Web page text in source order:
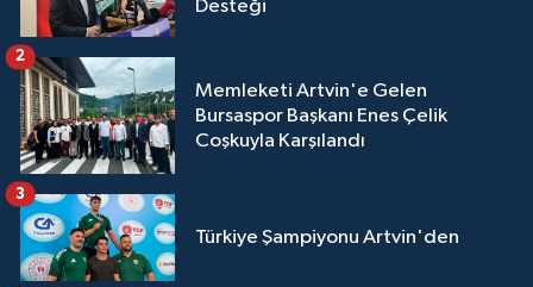
Desteği
Memleketi Artvin'e Gelen
Bursaspor Başkanı Enes Çelik
Coşkuyla Karşılandı
2
Türkiye Şampiyonu Artvin'den
3